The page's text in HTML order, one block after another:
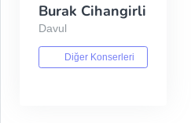
Burak Cihangirli
Davul
Diğer Konserleri